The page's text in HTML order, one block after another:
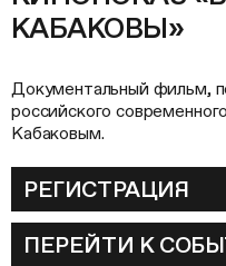
КАБАКОВЫ»
Документальный фильм,
российского
Кабаковым.
РЕГИСТРАЦИЯ
ПЕРЕЙТИ К